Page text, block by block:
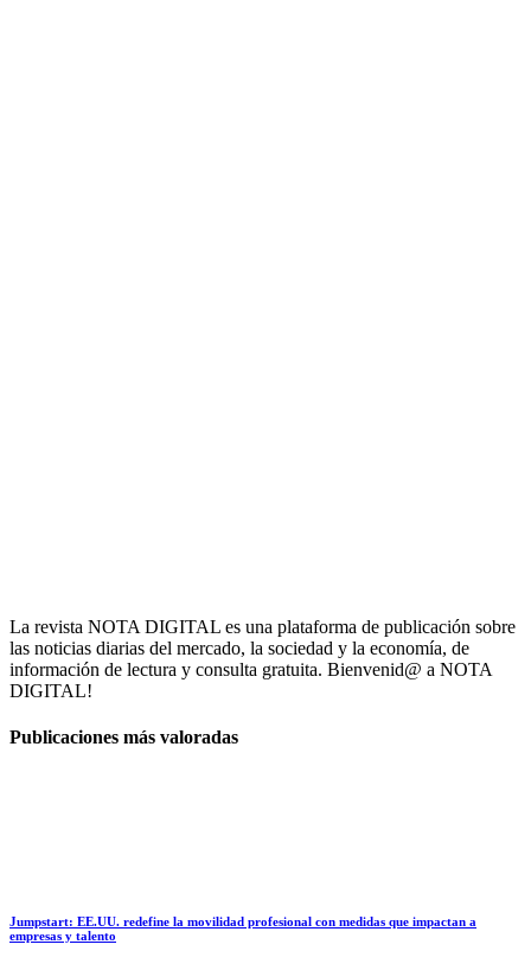
La revista NOTA DIGITAL es una plataforma de publicación sobre
las noticias diarias del mercado, la sociedad y la economía, de
información de lectura y consulta gratuita. Bienvenid@ a NOTA
DIGITAL!
Publicaciones más valoradas
Jumpstart: EE.UU. redefine la movilidad profesional con medidas que impactan a
empresas y talento